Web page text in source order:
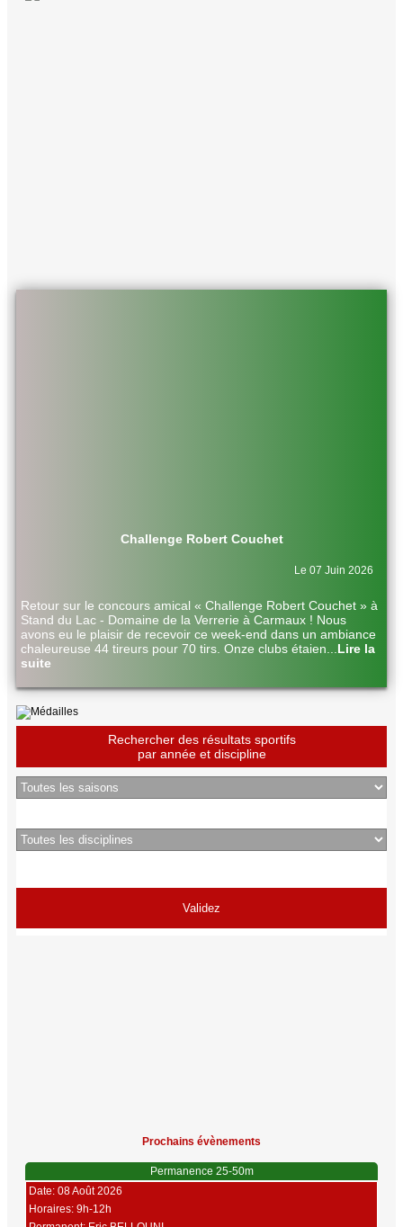
Challenge Robert Couchet
Le 07 Juin 2026
Retour sur le concours amical « Challenge Robert Couchet » à
Stand du Lac - Domaine de la Verrerie à Carmaux ! Nous
avons eu le plaisir de recevoir ce week-end dans un ambiance
chaleureuse 44 tireurs pour 70 tirs. Onze clubs étaien
Lire la
suite
Rechercher des résultats sportifs
par année et discipline
Prochains évènements
Permanence 25-50m
Date: 08 Août 2026
Horaires: 9h-12h